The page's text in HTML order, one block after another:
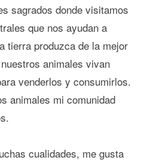
sagrados donde visitamos
que nos ayudan a
tierra produzca de la mejor
animales vivan
venderlos y consumirlos.
animales mi comunidad
cualidades, me gusta